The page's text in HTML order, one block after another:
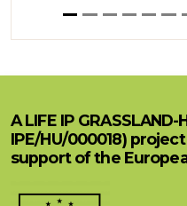
A LIFE IP GRASSLAND-
IPE/HU/000018)
support of the